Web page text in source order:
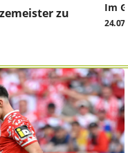
zu
Im